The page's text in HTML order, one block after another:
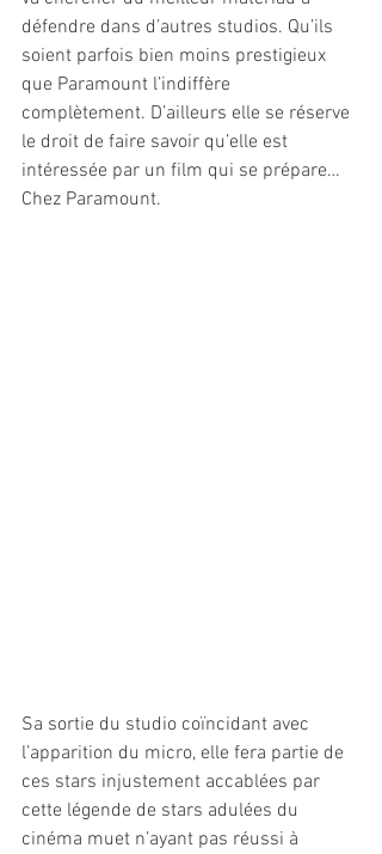
défendre dans d’autres studios. Qu’ils
soient parfois bien moins prestigieux
que Paramount l’indiffère
complètement. D’ailleurs elle se réserve
le droit de faire savoir qu’elle est
intéressée par un film qui se prépare…
Chez Paramount.
Sa sortie du studio coïncidant avec
l’apparition du micro, elle fera partie de
ces stars injustement accablées par
cette légende de stars adulées du
cinéma muet n’ayant pas réussi à